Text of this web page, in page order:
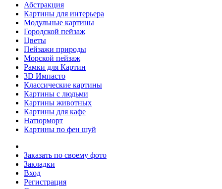
Абстракция
Картины для интерьера
Модульные картины
Городской пейзаж
Цветы
Пейзажи природы
Морской пейзаж
Рамки для Картин
3D Импасто
Классические картины
Картины с людьми
Картины животных
Картины для кафе
Натюрморт
Картины по фен шуй
Заказать по своему фото
Закладки
Вход
Регистрация